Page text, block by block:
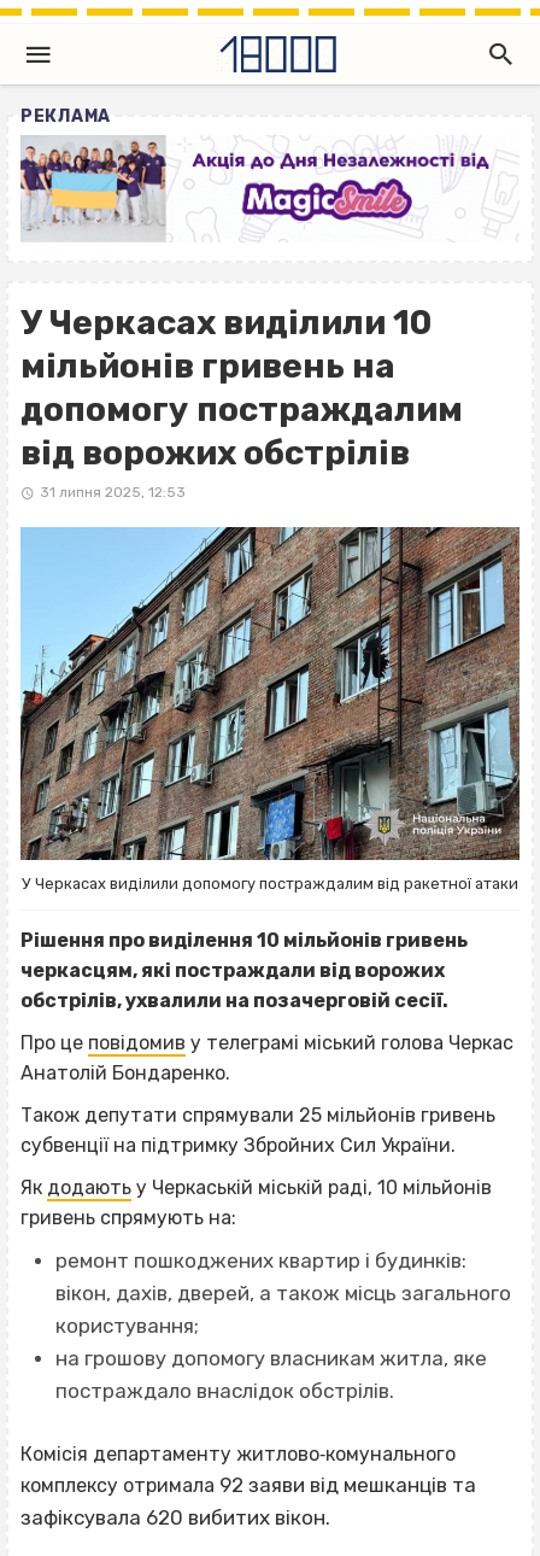
РЕКЛАМА
У Черкасах виділили 10
мільйонів гривень на
допомогу постраждалим
від ворожих обстрілів
31 липня 2025, 12:53
У Черкасах виділили допомогу постраждалим від ракетної атаки
Рішення про виділення 10 мільйонів гривень
черкасцям, які постраждали від ворожих
обстрілів, ухвалили на позачерговій сесії.
Про це повідомив у телеграмі міський голова Черкас
Анатолій Бондаренко.
Також депутати спрямували 25 мільйонів гривень
субвенції на підтримку Збройних Сил України.
Як додають у Черкаській міській раді, 10 мільйонів
гривень спрямують на:
ремонт пошкоджених квартир і будинків:
вікон, дахів, дверей, а також місць загального
користування;
на грошову допомогу власникам житла, яке
постраждало внаслідок обстрілів.
Комісія департаменту житлово‐комунального
комплексу отримала 92 заяви від мешканців та
зафіксувала 620 вибитих вікон.